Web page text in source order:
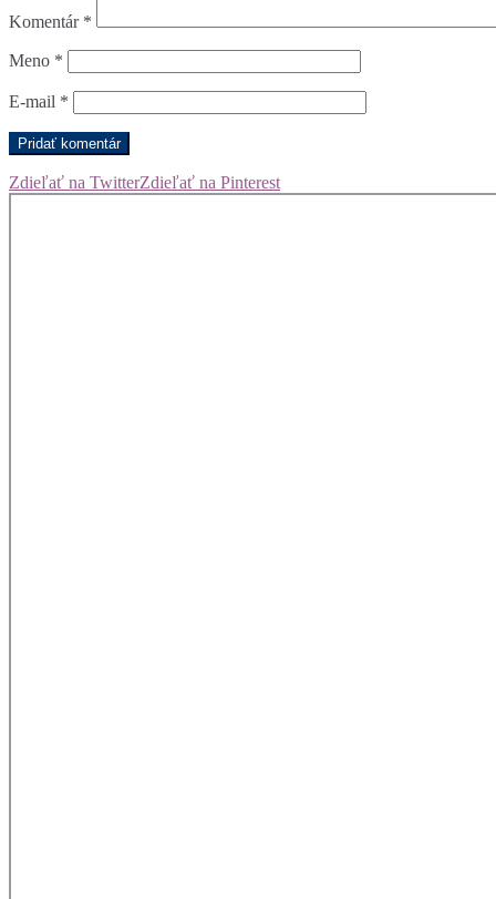
Komentár *
Meno *
E-mail *
Zdieľať na TwitterZdieľať na Pinterest